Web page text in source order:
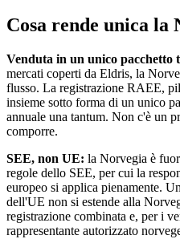
Cosa rende unica la
Venduta in un unico pacchetto
mercati coperti da Eldris, la
flusso. La registrazione RAEE,
insieme sotto forma di un unico
annuale una tantum. Non c'è un
comporre.
SEE, non UE: la Norvegia è
regole dello SEE, per cui la
europeo si applica pienamente.
dell'UE non si estende alla
registrazione combinata e, per i
rappresentante autorizzato